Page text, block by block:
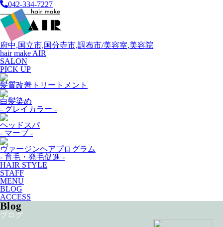
042-334-7227
府中,国立市,国分寺市,調布市/美容室,美容院
hair make AIR
SALON
PICK UP
髪質改善トリートメント
白髪染め
- グレイカラー -
ヘッドスパ
- マーブ -
ヴァージンヘアプログラム
- 育毛・発毛促進 -
HAIR STYLE
STAFF
MENU
BLOG
ACCESS
Blog
ブログ